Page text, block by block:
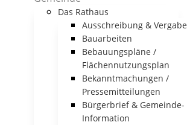
Das Rathaus
Ausschreibung & Vergabe
Bauarbeiten
Bebauungspläne /
Flächennutzungsplan
Bekanntmachungen /
Pressemitteilungen
Bürgerbrief & Gemeinde-
Information